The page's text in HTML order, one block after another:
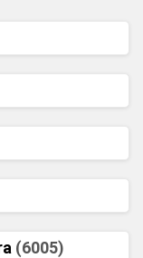
(6005)